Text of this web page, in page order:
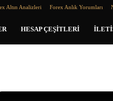
Altın Analizleri Forex Anlık Yorumları
HESAP ÇEŞITLERI